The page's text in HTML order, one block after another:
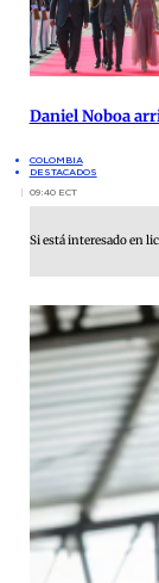
Daniel Noboa
COLOMBIA
DESTACADOS
09:40 ECT
Si está interesado en